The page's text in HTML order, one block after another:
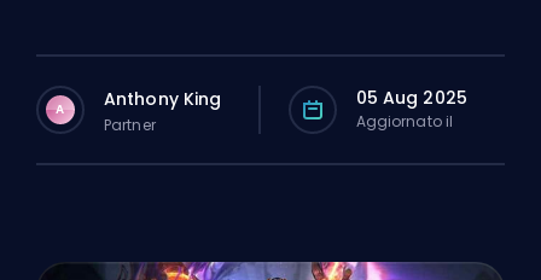
A Anthony King
Partner
05 Aug 2025
Aggiornato il